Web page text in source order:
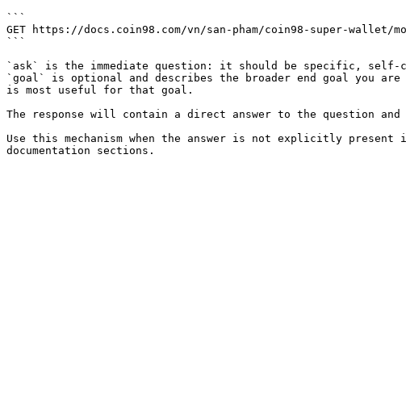
```
GET https://docs.coin98.com/vn/san-pham/coin98-super-wallet/
```
`ask` is the immediate question: it should be specific, self-
`goal` is optional and describes the broader end goal you
is most useful for that goal.
The response will contain a direct answer to the question and
Use this mechanism when the answer is not explicitly